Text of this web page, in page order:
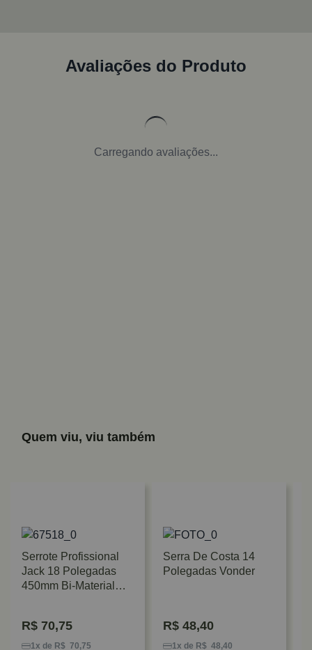
Avaliações do Produto
Carregando avaliações...
Quem viu, viu também
Serrote Profissional
Jack 18 Polegadas
450mm Bi-Material
R$ 70,75
1x de R$ 70,75
Serra De Costa 14
Polegadas Vonder
R$ 48,40
1x de R$ 48,40